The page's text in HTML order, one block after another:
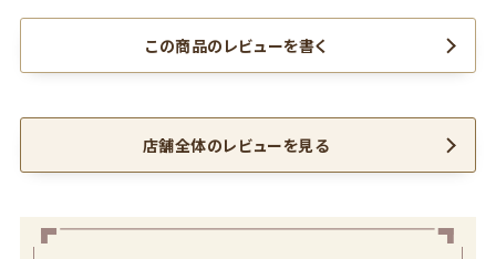
この商品のレビューを書く
店舗全体のレビューを見る